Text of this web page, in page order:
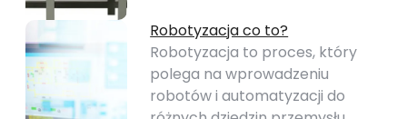
Robotyzacja co to?
Robotyzacja to proces, który
polega na wprowadzeniu
robotów i automatyzacji do